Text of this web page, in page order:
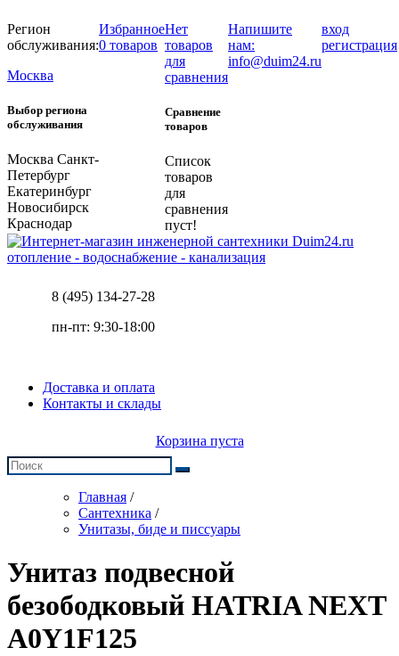
Регион
обслуживания:
Москва
Выбор региона
обслуживания
Москва Санкт-
Петербург
Екатеринбург
Новосибирск
Краснодар
Избранное
0 товаров
Нет
товаров
для
сравнения
Сравнение
товаров
Список
товаров
для
сравнения
пуст!
Напишите
нам:
info@duim24.ru
вход
регистрация
отопление - водоснабжение - канализация
8 (495) 134-27-28
пн-пт: 9:30-18:00
Доставка и оплата
Контакты и склады
Корзина пуста
Главная /
Сантехника /
Унитазы, биде и писсуары
Унитаз подвесной
безободковый HATRIA NEXT
A0Y1F125